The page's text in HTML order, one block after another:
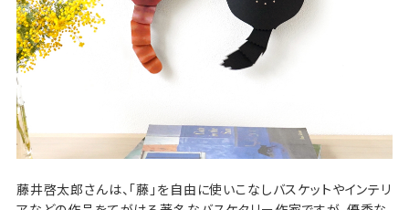
藤井啓太郎さんは、「藤」を自由に使いこなしバスケットやインテリ